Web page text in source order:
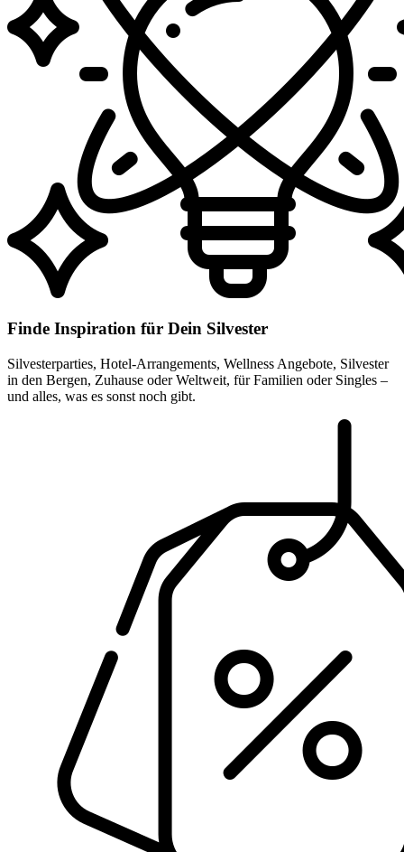
Finde Inspiration für Dein Silvester
Silvesterparties, Hotel-Arrangements, Wellness Angebote, Silvester
in den Bergen, Zuhause oder Weltweit, für Familien oder Singles –
und alles, was es sonst noch gibt.